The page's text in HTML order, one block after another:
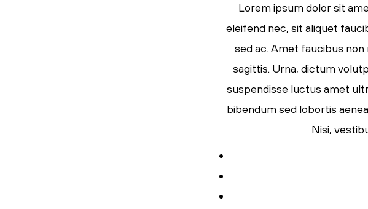
Lorem ipsum dolor sit
eleifend nec, sit aliquet
sed ac. Amet faucibus
sagittis. Urna, dictum
suspendisse luctus amet
bibendum sed lobortis
Nisi,